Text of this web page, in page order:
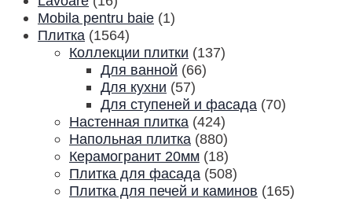
Mobila pentru baie (1)
Плитка (1564)
Коллекции плитки (137)
Для ванной (66)
Для кухни (57)
Для ступеней и фасада (70)
Настенная плитка (424)
Напольная плитка (880)
Керамогранит 20мм (18)
Плитка для фасада (508)
Плитка для печей и каминов (165)